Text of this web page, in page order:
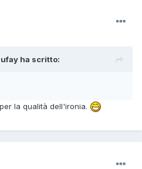
ha scritto:
la qualità dell'ironia.